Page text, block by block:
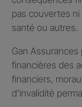
pas couvertes ni
santé ou autres.
Gan
financières des
financiers,
d’invalidité